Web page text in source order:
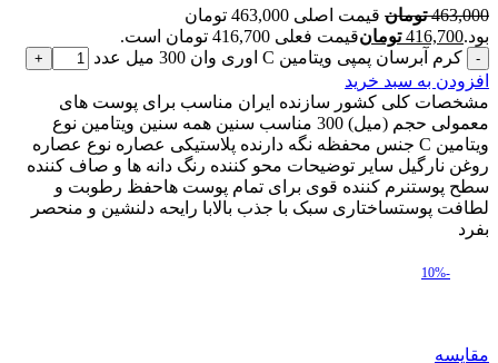
463,000 تومان
قیمت اصلی 463,000 تومان
بود.416,700 تومانقیمت فعلی 416,700 تومان است.
کرم آبرسان پمپی ویتامین C اوری وان 300 میل عدد
افزودن به سبد خرید
مشخصات کلی کشور سازنده ایران مناسب برای پوست های
معمولی حجم (میل) 300 مناسب سنین همه سنین ویتامین نوع
ویتامین C جنس محفظه نگه دارنده پلاستیکی عصاره نوع عصاره
روغن نارگیل سایر توضیحات محو کننده رنگ دانه ها و صاف کننده
سطح پوستنرم کننده قوی برای تمام پوست هاحفظ رطوبت و
لطافت پوستساختاری سبک با جذب بالابا رایحه دلنشین و منحصر
بفرد
-10%
مقایسه